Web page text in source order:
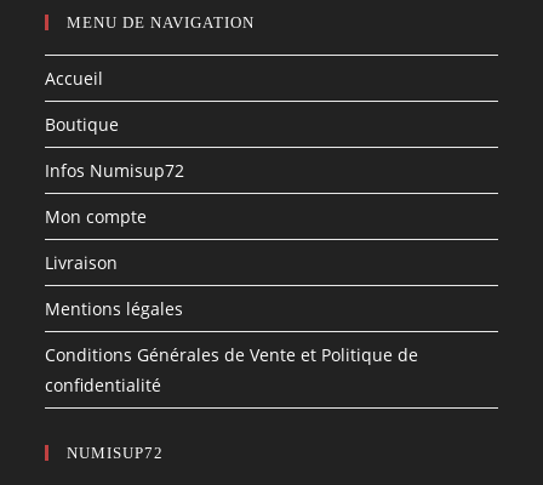
MENU DE NAVIGATION
Accueil
Boutique
Infos Numisup72
Mon compte
Livraison
Mentions légales
Conditions Générales de Vente et Politique de
confidentialité
NUMISUP72